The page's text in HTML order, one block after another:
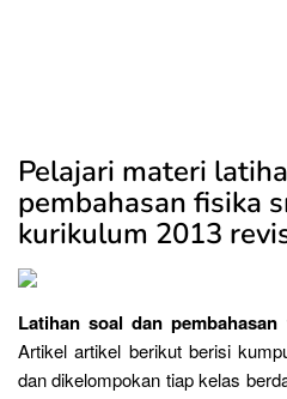
Pelajari materi
pembahasan fisika
kurikulum 2013
Latihan soal dan
Artikel artikel berikut berisi
dan dikelompokan tiap kelas